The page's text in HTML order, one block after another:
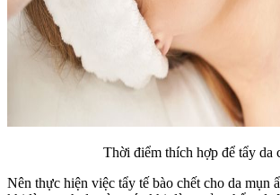
Thời điểm thích hợp để tẩy da
Nên thực hiện việc tẩy tế bào chết cho da mụn